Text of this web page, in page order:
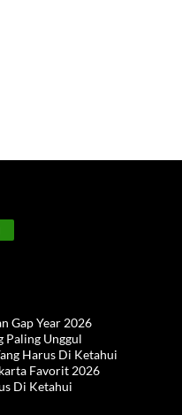
Gap Year 2026
Paling Unggul
Harus Di Ketahui
Favorit 2026
Di Ketahui